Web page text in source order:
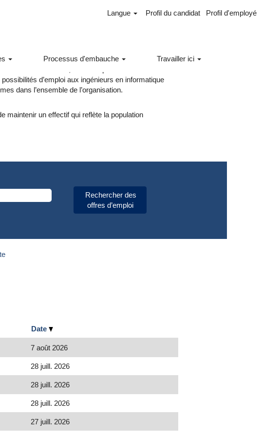
Langue Profil du candidat Profil d'employé
Processus d'embauche Travailler ici
génie civil, en géotechnique et en électricité, afin
d’emploi aux ingénieurs en informatique
dans l’ensemble de l’organisation.
maintenir un effectif qui reflète la population
Date
7 août 2026
28 juill. 2026
28 juill. 2026
28 juill. 2026
27 juill. 2026